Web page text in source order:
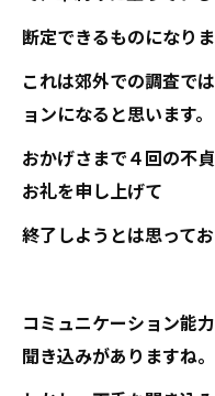
断定できるものになりま
これは郊外での調査で
ョンになると思います。
おかげさまで４回の不
お礼を申し上げて
終了しようとは思ってお
コミュニケーション能
聞き込みがありますね。